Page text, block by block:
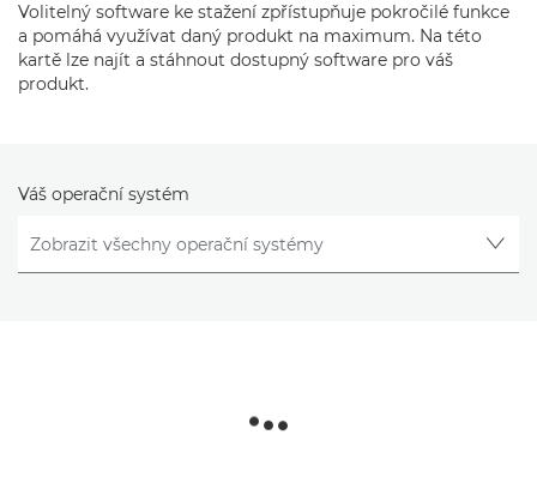
Volitelný software ke stažení zpřístupňuje pokročilé funkce
a pomáhá využívat daný produkt na maximum. Na této
kartě lze najít a stáhnout dostupný software pro váš
produkt.
Váš operační systém